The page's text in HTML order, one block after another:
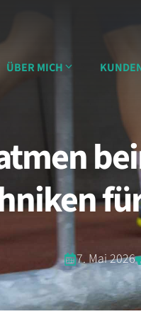
ÜBER MICH
7. Mai 2026